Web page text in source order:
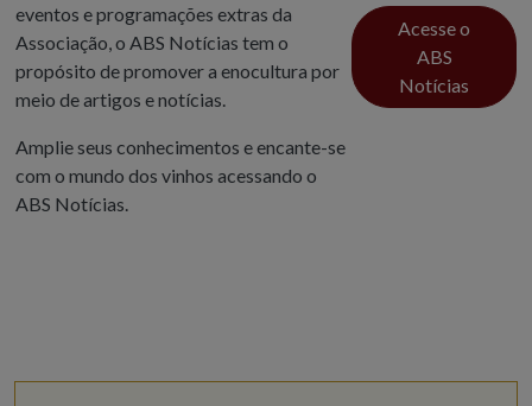
eventos e programações extras da
Associação, o ABS Notícias tem o
propósito de promover a enocultura por
meio de artigos e notícias.
Amplie seus conhecimentos e encante-se
com o mundo dos vinhos acessando o
ABS Notícias.
Acesse o
ABS
Notícias